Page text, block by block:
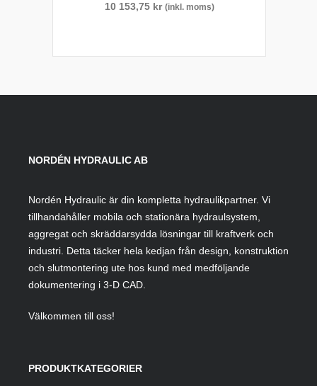
10 153,75 kr (inkl. moms)
NORDÉN HYDRAULIC AB
Nordén Hydraulic är din kompletta hydraulikpartner. Vi
tillhandahåller mobila och stationära hydraulsystem,
aggregat och skräddarsydda lösningar till kraftverk och
industri. Detta täcker hela kedjan från design, konstruktion
och slutmontering ute hos kund med medföljande
dokumentering i 3-D CAD.
Välkommen till oss!
PRODUKTKATEGORIER